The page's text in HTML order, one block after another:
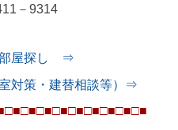
－ 9314
部屋探し ⇒
対策・建替相談等）⇒
□■□■